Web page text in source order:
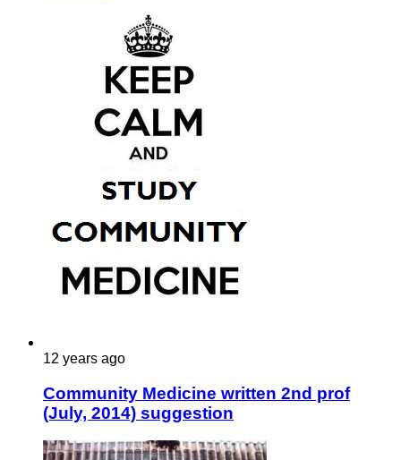
12 years ago
Community Medicine written 2nd prof
(July, 2014) suggestion